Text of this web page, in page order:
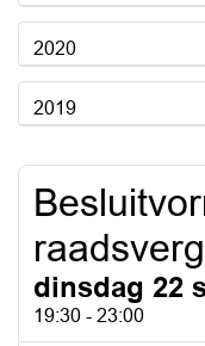
2020
2019
dinsdag 22
19:30 - 23:00